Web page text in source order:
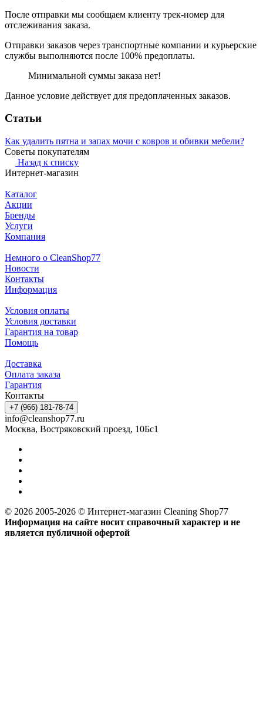
После отправки мы сообщаем клиенту трек-номер для
отслеживания заказа.
Отправки заказов через транспортные компании и курьерские
службы выполняются после 100% предоплаты.
Минимальной суммы заказа нет!
Данное условие действует для предоплаченных заказов.
Статьи
Как удалить пятна и запах мочи с ковров и обивки мебели?
Советы покупателям
Назад к списку
Интернет-магазин
Каталог
Акции
Бренды
Услуги
Компания
Немного о CleanShop77
Новости
Контакты
Информация
Условия оплаты
Условия доставки
Гарантия на товар
Помощь
Доставка
Оплата заказа
Гарантия
Контакты
+7 (966) 181-78-74
info@cleanshop77.ru
Москва, Востряковский проезд, 10Бс1
© 2026 2005-2026 © Интернет-магазин Cleaning Shop77
Информация на сайте носит справочный характер и не
является публичной офертой